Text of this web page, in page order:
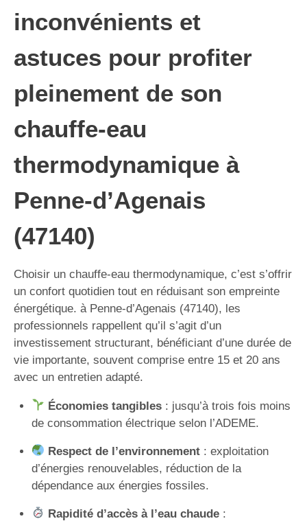
inconvénients et
astuces pour profiter
pleinement de son
chauffe-eau
thermodynamique à
Penne-d’Agenais
(47140)
Choisir un chauffe-eau thermodynamique, c’est s’offrir
un confort quotidien tout en réduisant son empreinte
énergétique. à Penne-d’Agenais (47140), les
professionnels rappellent qu’il s’agit d’un
investissement structurant, bénéficiant d’une durée de
vie importante, souvent comprise entre 15 et 20 ans
avec un entretien adapté.
Économies tangibles: jusqu’à trois fois moins
de consommation électrique selon l’ADEME.
Respect de l’environnement: exploitation
d’énergies renouvelables, réduction de la
dépendance aux énergies fossiles.
Rapidité d’accès à l’eau chaude: